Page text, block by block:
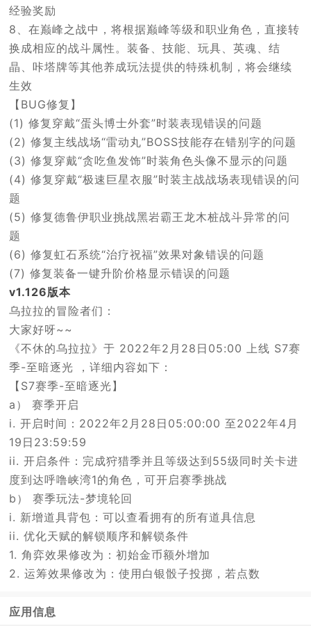
经验奖励
8、在巅峰之战中，将根据巅峰等级和职业角色，直接转
换成相应的战斗属性。装备、技能、玩具、英魂、结
晶、咔塔牌等其他养成玩法提供的特殊机制，将会继续
生效
【BUG修复】
(1) 修复穿戴“蛋头博士外套”时装表现错误的问题
(2) 修复主线战场“雷动丸”BOSS技能存在错别字的问题
(3) 修复穿戴“贪吃鱼发饰”时装角色头像不显示的问题
(4) 修复穿戴“极速巨星衣服”时装主战战场表现错误的问
题
(5) 修复德鲁伊职业挑战黑岩霸王龙木桩战斗异常的问
题
(6) 修复虹石系统“治疗祝福”效果对象错误的问题
(7) 修复装备一键升阶价格显示错误的问题
v1.126版本
乌拉拉的冒险者们：
大家好呀~~
《不休的乌拉拉》于 2022年2月28日05:00 上线 S7赛
季-至暗逐光 ，详细内容如下：
【S7赛季-至暗逐光】
a） 赛季开启
i. 开启时间：2022年2月28日05:00:00 至2022年4月
19日23:59:59
ii. 开启条件：完成狩猎季并且等级达到55级同时关卡进
度到达呼噜峡湾1的角色，可开启赛季挑战
b） 赛季玩法-梦境轮回
i. 新增道具背包：可以查看拥有的所有道具信息
ii. 优化天赋的解锁顺序和解锁条件
1. 角弈效果修改为：初始金币额外增加
2. 运筹效果修改为：使用白银骰子投掷，若点数
应用信息